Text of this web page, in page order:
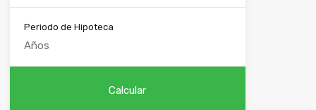
Periodo de Hipoteca